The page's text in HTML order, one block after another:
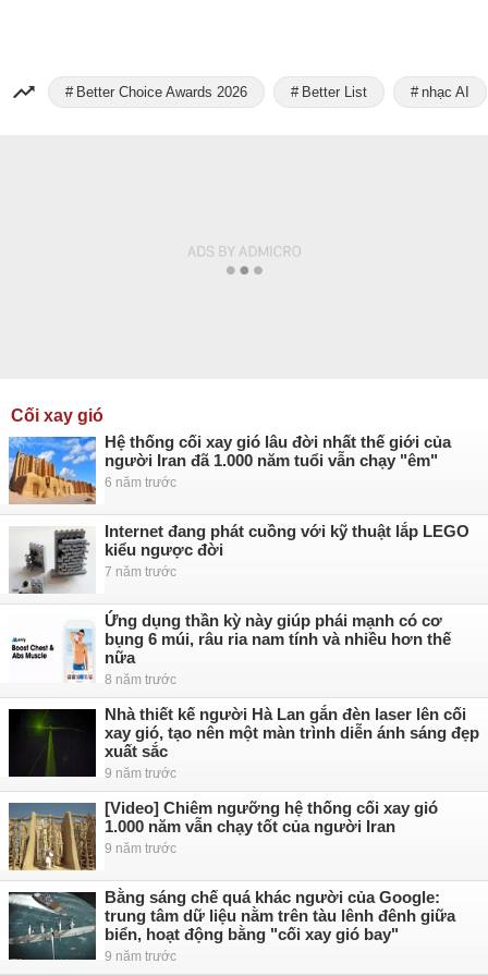
Better Choice Awards 2026 Better List nhạc AI
Cối xay gió
Hệ thống cối xay gió lâu đời nhất thế giới của
người Iran đã 1.000 năm tuổi vẫn chạy "êm"
6 năm trước
Internet đang phát cuồng với kỹ thuật lắp LEGO
kiểu ngược đời
7 năm trước
Ứng dụng thần kỳ này giúp phái mạnh có cơ
bụng 6 múi, râu ria nam tính và nhiều hơn thế
nữa
8 năm trước
Nhà thiết kế người Hà Lan gắn đèn laser lên cối
xay gió, tạo nên một màn trình diễn ánh sáng đẹp
xuất sắc
9 năm trước
[Video] Chiêm ngưỡng hệ thống cối xay gió
1.000 năm vẫn chạy tốt của người Iran
9 năm trước
Bằng sáng chế quá khác người của Google:
trung tâm dữ liệu nằm trên tàu lênh đênh giữa
biển, hoạt động bằng "cối xay gió bay"
9 năm trước